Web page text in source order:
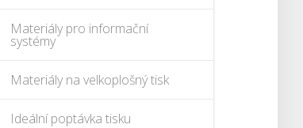
Materiály pro informační
systémy
Materiály na velkoplošný tisk
Ideální poptávka tisku